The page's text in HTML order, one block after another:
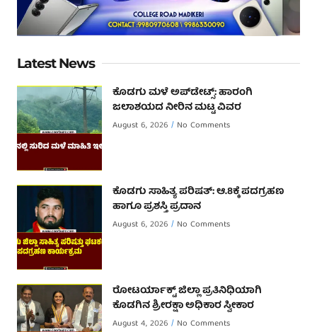
Latest News
ಕೊಡಗು ಮಳೆ ಅಪ್‌ಡೇಟ್ಸ್: ಹಾರಂಗಿ
ಜಲಾಶಯದ ನೀರಿನ ಮಟ್ಟ ವಿವರ
August 6, 2026 No Comments
ಕೊಡಗು ಸಾಹಿತ್ಯ ಪರಿಷತ್: ಆ.8ಕ್ಕೆ ಪದಗ್ರಹಣ
ಹಾಗೂ ಪ್ರಶಸ್ತಿ ಪ್ರದಾನ
August 6, 2026 No Comments
ರೋಟರ್ಯಾಕ್ಟ್ ಜಿಲ್ಲಾ ಪ್ರತಿನಿಧಿಯಾಗಿ
ಕೊಡಗಿನ ಶ್ರೀರಕ್ಷಾ ಅಧಿಕಾರ ಸ್ವೀಕಾರ
August 4, 2026 No Comments